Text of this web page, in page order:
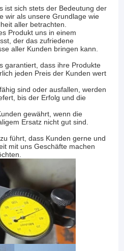
ist sich stets der Bedeutung der
wir als unsere Grundlage wie
aller betrachten.
Produkt uns in einem
der das zufriedene
aller Kunden bringen kann.
garantiert, dass ihre Produkte
jeden Preis der Kunden wert
sind oder ausfallen, werden
bis der Erfolg und die
gewährt, wenn die
Ersatz nicht gut sind.
führt, dass Kunden gerne und
mit uns Geschäfte machen